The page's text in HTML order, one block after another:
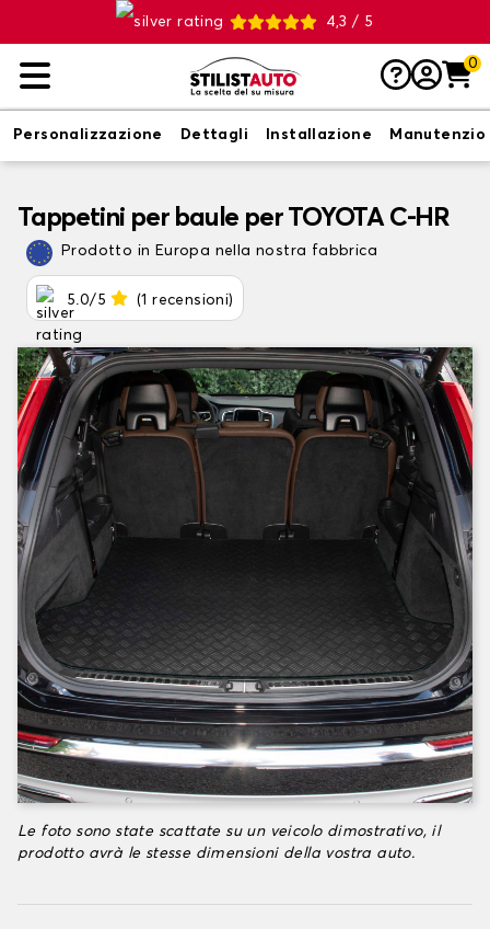
4,3 / 5
0
Personalizzazione Dettagli Installazione
Tappetini per baule per TOYOTA C-HR
Prodotto in Europa nella nostra fabbrica
5.0/5 (1 recensioni)
Le foto sono state scattate su un veicolo dimostrativo, il
prodotto avrà le stesse dimensioni della vostra auto.